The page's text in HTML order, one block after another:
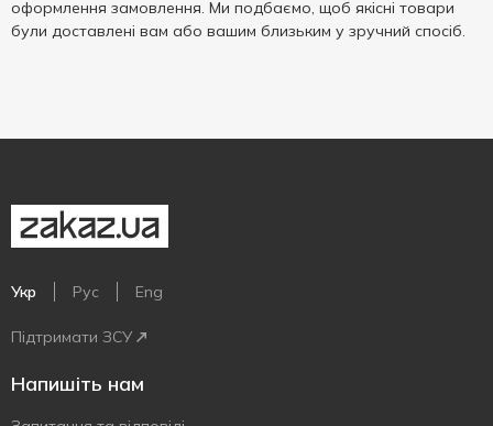
оформлення замовлення. Ми подбаємо, щоб якісні товари
були доставлені вам або вашим близьким у зручний спосіб.
Укр Рус Eng
Підтримати ЗСУ
Напишіть нам